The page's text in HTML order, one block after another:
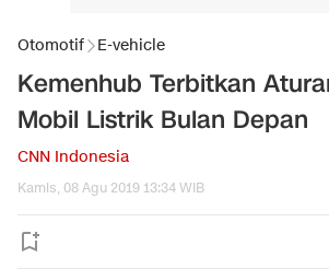
Otomotif E-vehicle
Kemenhub Terbitkan
Mobil Listrik Bulan Depan
CNN Indonesia
Kamis, 08 Agu 2019 13:34 WIB